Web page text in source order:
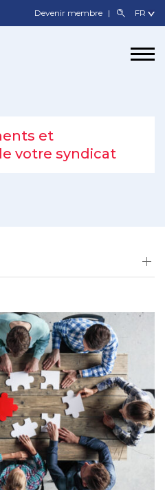
Devenir membre
et
votre syndicat